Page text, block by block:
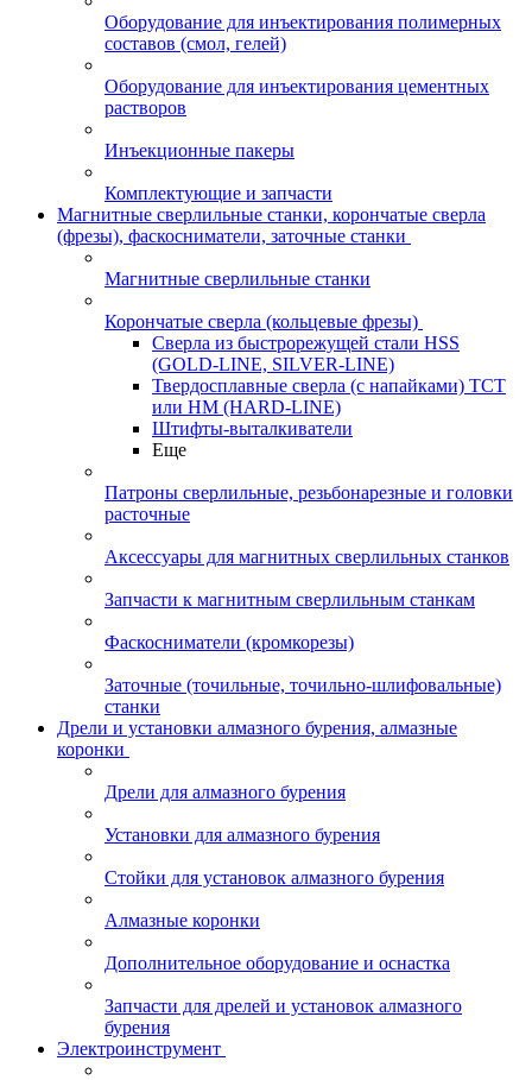
Оборудование для инъектирования полимерных
составов (смол, гелей)
Оборудование для инъектирования цементных
растворов
Инъекционные пакеры
Комплектующие и запчасти
Магнитные сверлильные станки, корончатые сверла
(фрезы), фаскосниматели, заточные станки
Магнитные сверлильные станки
Корончатые сверла (кольцевые фрезы)
Сверла из быстрорежущей стали HSS
(GOLD-LINE, SILVER-LINE)
Твердосплавные сверла (с напайками) ТСТ
или HM (HARD-LINE)
Штифты-выталкиватели
Еще
Патроны сверлильные, резьбонарезные и головки
расточные
Аксессуары для магнитных сверлильных станков
Запчасти к магнитным сверлильным станкам
Фаскосниматели (кромкорезы)
Заточные (точильные, точильно-шлифовальные)
станки
Дрели и установки алмазного бурения, алмазные
коронки
Дрели для алмазного бурения
Установки для алмазного бурения
Стойки для установок алмазного бурения
Алмазные коронки
Дополнительное оборудование и оснастка
Запчасти для дрелей и установок алмазного
бурения
Электроинструмент